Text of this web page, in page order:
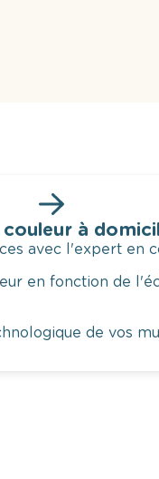
couleur à
avec l'expert en
en fonction de
de vos